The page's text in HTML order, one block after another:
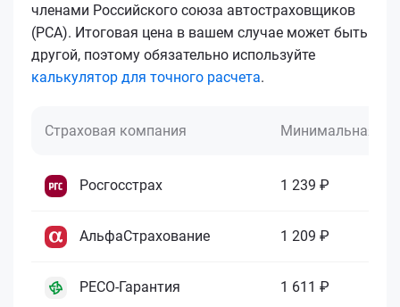
членами Российского союза автостраховщиков
(РСА). Итоговая цена в вашем случае может быть
другой, поэтому обязательно используйте
калькулятор для точного расчета.
Страховая компания Минимальная
Росгосстрах 1 239 ₽
АльфаСтрахование 1 209 ₽
РЕСО-Гарантия 1 611 ₽